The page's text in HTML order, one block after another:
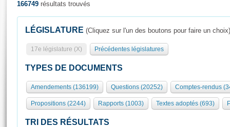
Présidence
577 députés
Groupes politiques
Séance publique
Commissions et autres organes
Europe et International
Rôle et pouvoirs de l'Assemblée
Organisation de l'Assemblée
Présidence Conférence des Présidents Bureau Collège des
Visiter l'Assemblée
Visite virtuelle du palais Bourbon
Assister à une séance
166749 résultats trouvés
LÉGISLATURE (Cliquez sur l'un des boutons pour faire un choix)
17e législature (X) Précédentes législatures
TYPES DE DOCUMENTS
Amendements (136199) Questions (20252) Comptes-rendus
Propositions (2244) Rapports (1003) Textes adoptés (693)
TRI DES RÉSULTATS